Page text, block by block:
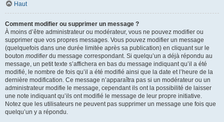
Haut
Comment modifier ou supprimer un message ?
À moins d’être administrateur ou modérateur, vous ne pouvez modifier ou
supprimer que vos propres messages. Vous pouvez modifier un message
(quelquefois dans une durée limitée après sa publication) en cliquant sur le
bouton modifierdu message correspondant. Si quelqu’un a déjà répondu au
message, un petit texte s’affichera en bas du message indiquant qu’il a été
modifié, le nombre de fois qu’il a été modifié ainsi que la date et l’heure de la
dernière modification. Ce message n’apparaîtra pas si un modérateur ou un
administrateur modifie le message, cependant ils ont la possibilité de laisser
une note indiquant qu’ils ont modifié le message de leur propre initiative.
Notez que les utilisateurs ne peuvent pas supprimer un message une fois que
quelqu’un y a répondu.